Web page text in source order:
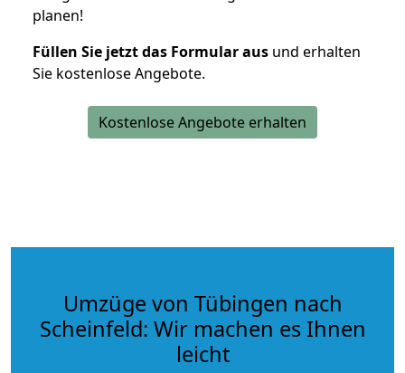
planen!
Füllen Sie jetzt das Formular aus und erhalten
Sie kostenlose Angebote.
Kostenlose Angebote erhalten
Umzüge von Tübingen nach
Scheinfeld: Wir machen es Ihnen
leicht